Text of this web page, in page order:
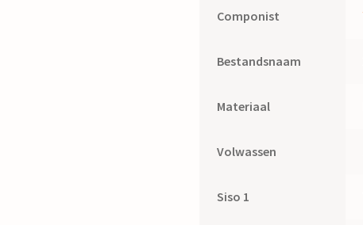
Componist
Bestandsnaam
Materiaal
Volwassen
Siso 1